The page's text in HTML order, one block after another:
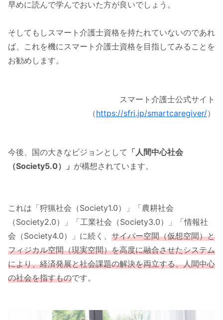
早めに読んで学んでおいた方が良いでしょう。
そしてもしスマート介護士資格を持たれていないのであれ
ば、これを機にスマート介護士資格を目指してみることを
お勧めします。
スマート介護士公式サイト
（https://sfri.jp/smartcaregiver/）
今後、国の大きなビジョンとして 「人間中心社会
（Society5.0）」 が構想されています。
これは「狩猟社会（Society1.0）」「農耕社会
（Society2.0）」「工業社会（Society3.0）」「情報社
会（Society4.0）」に続く、 サイバー空間（仮想空間）と
フィジカル空間（現実空間）を高度に融合させたシステム
により、経済発展と社会課題の解決を両立する、人間中心
の社会を指すものです。